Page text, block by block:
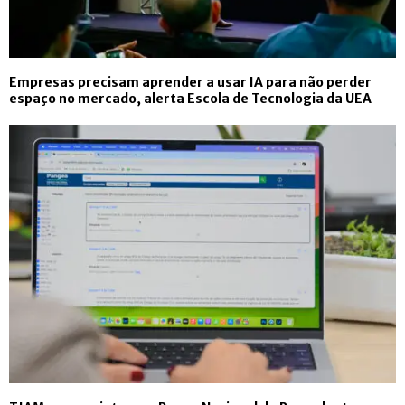
Empresas precisam aprender a usar IA para não perder
espaço no mercado, alerta Escola de Tecnologia da UEA